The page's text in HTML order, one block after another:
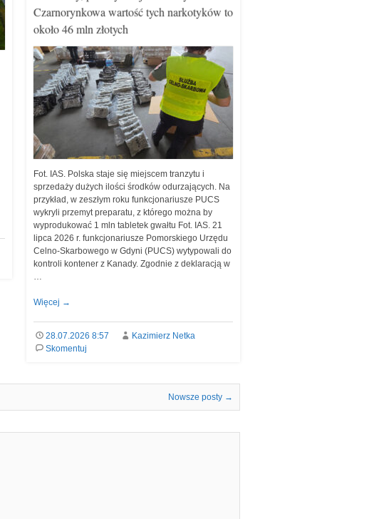
Czarnorynkowa wartość tych narkotyków to
około 46 mln złotych
Fot. IAS. Polska staje się miejscem tranzytu i
sprzedaży dużych ilości środków odurzających. Na
przykład, w zeszłym roku funkcjonariusze PUCS
wykryli przemyt preparatu, z którego można by
wyprodukować 1 mln tabletek gwałtu Fot. IAS. 21
lipca 2026 r. funkcjonariusze Pomorskiego Urzędu
Celno-Skarbowego w Gdyni (PUCS) wytypowali do
kontroli kontener z Kanady. Zgodnie z deklaracją w
…
Więcej →
28.07.2026 8:57
Kazimierz Netka
Skomentuj
Nowsze posty →